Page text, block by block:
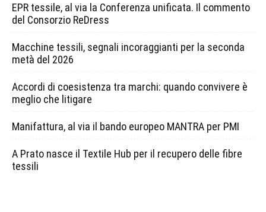
EPR tessile, al via la Conferenza unificata. Il commento
del Consorzio ReDress
Macchine tessili, segnali incoraggianti per la seconda
metà del 2026
Accordi di coesistenza tra marchi: quando convivere è
meglio che litigare
Manifattura, al via il bando europeo MANTRA per PMI
A Prato nasce il Textile Hub per il recupero delle fibre
tessili